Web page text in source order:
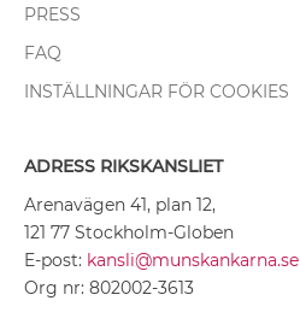
PRESS
FAQ
INSTÄLLNINGAR FÖR COOKIES
ADRESS RIKSKANSLIET
Arenavägen 41, plan 12,
121 77 Stockholm-Globen
E-post: kansli@munskankarna.se
Org nr: 802002-3613